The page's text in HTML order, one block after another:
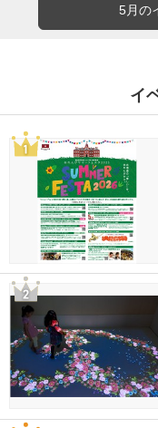
5月の
イ